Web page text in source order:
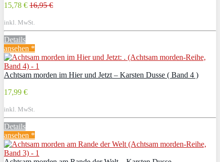
15,78 € 16,95 €
inkl. MwSt.
Details
ansehen *
Achtsam morden im Hier und Jetzt – Karsten Dusse ( Band 4 )
17,99 €
inkl. MwSt.
Details
ansehen *